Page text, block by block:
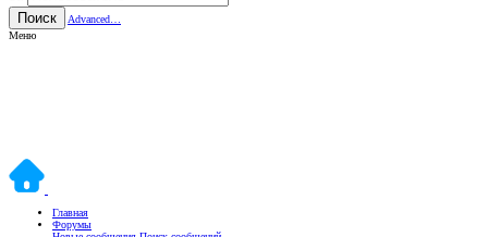
Поиск
Advanced…
Меню
Главная
Форумы